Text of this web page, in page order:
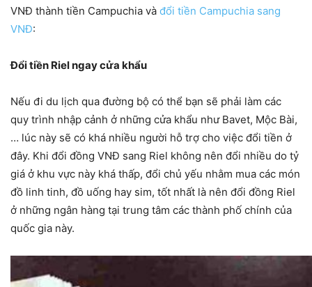
VNĐ thành tiền Campuchia và đổi tiền Campuchia sang
VNĐ:
Đổi tiền Riel ngay cửa khẩu
Nếu đi du lịch qua đường bộ có thể bạn sẽ phải làm các
quy trình nhập cảnh ở những cửa khẩu như Bavet, Mộc Bài,
… lúc này sẽ có khá nhiều người hỗ trợ cho việc đổi tiền ở
đây. Khi đổi đồng VNĐ sang Riel không nên đổi nhiều do tỷ
giá ở khu vực này khá thấp, đổi chủ yếu nhằm mua các món
đồ linh tinh, đồ uống hay sim, tốt nhất là nên đổi đồng Riel
ở những ngân hàng tại trung tâm các thành phố chính của
quốc gia này.